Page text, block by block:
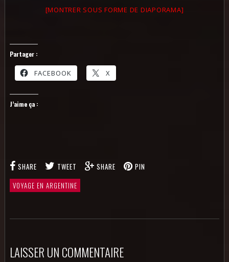
[MONTRER SOUS FORME DE DIAPORAMA]
Partager :
FACEBOOK X
J’aime ça :
SHARE TWEET SHARE
PIN
VOYAGE EN ARGENTINE
LAISSER UN COMMENTAIRE